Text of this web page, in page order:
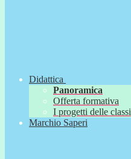
Didattica
Panoramica
Offerta formativa
I progetti delle classi
Marchio Saperi